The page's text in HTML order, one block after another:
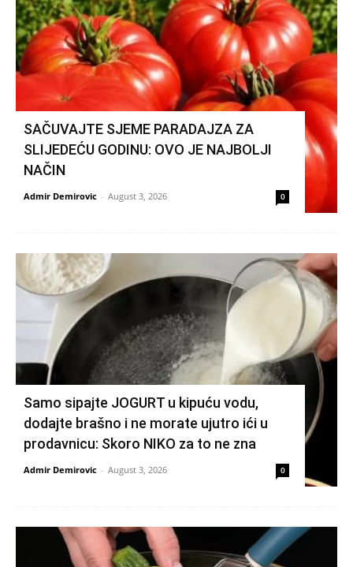
SAČUVAJTE SJEME PARADAJZA ZA
SLIJEDEĆU GODINU: OVO JE NAJBOLJI
NAČIN
Admir Demirovic - August 3, 2026 0
Samo sipajte JOGURT u kipuću vodu,
dodajte brašno i ne morate ujutro ići u
prodavnicu: Skoro NIKO za to ne zna
Admir Demirovic - August 3, 2026 0